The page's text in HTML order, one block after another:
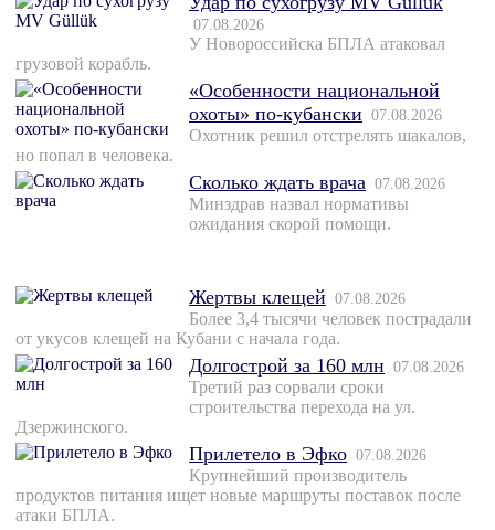
07.08.2026
У Новороссийска БПЛА атаковал
грузовой корабль.
«Особенности национальной
охоты» по-кубански 07.08.2026
Охотник решил отстрелять шакалов,
но попал в человека.
Сколько ждать врача 07.08.2026
Минздрав назвал нормативы
ожидания скорой помощи.
Жертвы клещей 07.08.2026
Более 3,4 тысячи человек пострадали
от укусов клещей на Кубани с начала года.
Долгострой за 160 млн 07.08.2026
Третий раз сорвали сроки
строительства перехода на ул.
Дзержинского.
Прилетело в Эфко 07.08.2026
Крупнейший производитель
продуктов питания ищет новые маршруты поставок после
атаки БПЛА.